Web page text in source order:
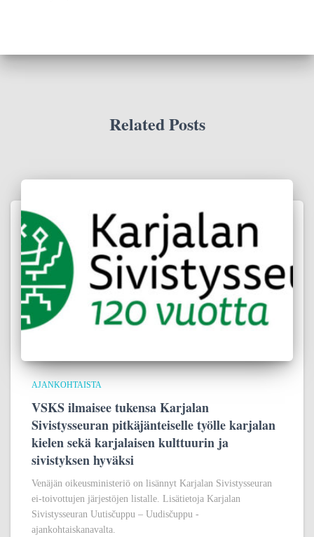
Related Posts
AJANKOHTAISTA
VSKS ilmaisee tukensa Karjalan
Sivistysseuran pitkäjänteiselle työlle karjalan
kielen sekä karjalaisen kulttuurin ja
sivistyksen hyväksi
Venäjän oikeusministeriö on lisännyt Karjalan Sivistysseuran
ei-toivottujen järjestöjen listalle. Lisätietoja Karjalan
Sivistysseuran Uutisčuppu – Uudisčuppu -
ajankohtaiskanavalta.